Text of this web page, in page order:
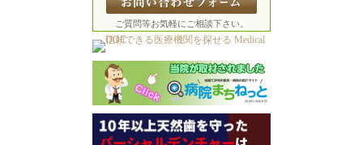
ご質問等お気軽にご相談下さい。